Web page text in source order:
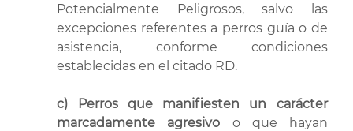
Potencialmente Peligrosos, salvo las
excepciones referentes a perros guía o de
asistencia, conforme condiciones
establecidas en el citado RD.
c)
Perros que manifiesten un carácter
marcadamente agresivo o que hayan